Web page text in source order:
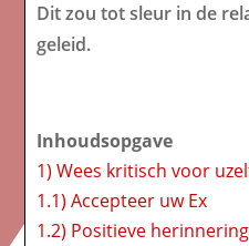
Dit zou tot sleur in de
geleid.
Inhoudsopgave
1) Wees kritisch voor
1.1) Accepteer uw Ex
1.2) Positieve